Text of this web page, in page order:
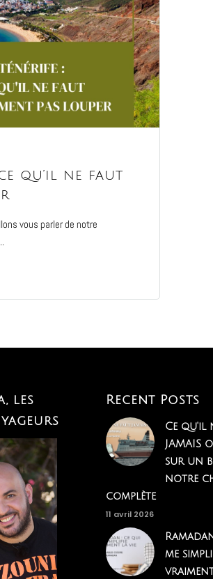
qu’il ne faut
vous parler de notre
les
Recent Posts
Ce qu'il
JAMAIS
sur un
notre
complète
11 avril 2026
me